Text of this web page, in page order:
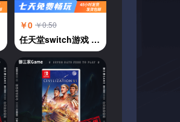
￥0 ￥0.50
任天堂switch游戏 强力拳击 神臂斗士 Arms 伸缩拳击 中文